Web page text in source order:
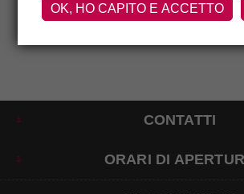
CONTATTI
ORARI DI
OK, HO CAPITO E ACCETTO